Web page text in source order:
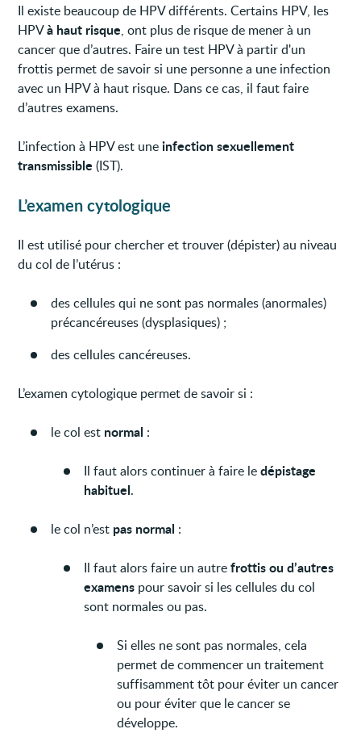
Il existe beaucoup de HPV différents. Certains HPV, les
HPVà haut risque, ont plus de risque de mener à un
cancer que d’autres. Faire un test HPV à partir d'un
frottis permet de savoir si une personne a une infection
avec un HPV à haut risque. Dans ce cas, il faut faire
d’autres examens.
L’infection à HPV est uneinfection sexuellement
transmissible (IST).
L’examen cytologique
Il est utilisé pour chercher et trouver (dépister) au niveau
du col de l’utérus :
des cellules qui ne sont pas normales (anormales)
précancéreuses (dysplasiques) ;
des cellules cancéreuses.
L’examen cytologique permet de savoir si :
le col est normal :
Il faut alors continuer à faire ledépistage
habituel.
le col n’est pas normal :
Il faut alors faire un autrefrottis ou d’autres
examens pour savoir si les cellules du col
sont normales ou pas.
Si elles ne sont pas normales, cela
permet de commencer un traitement
suffisamment tôt pour éviter un cancer
ou pour éviter que le cancer se
développe.